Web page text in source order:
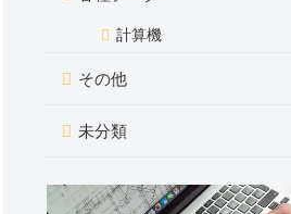
計算機
その他
未分類